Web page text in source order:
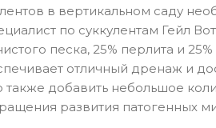
в вертикальном саду
по суккулентам Гейл
песка, 25% перлита и
отличный дренаж и
добавить небольшое
развития патогенных